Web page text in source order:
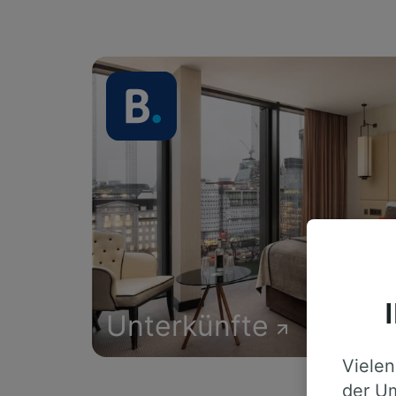
Unterkünfte
der